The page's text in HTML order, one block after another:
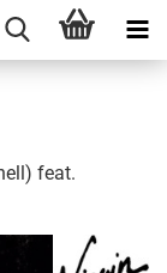
feat.